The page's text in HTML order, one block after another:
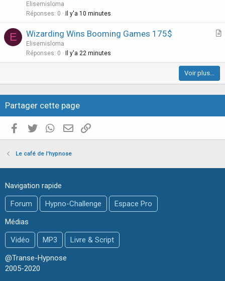
l
Elisemisloma
Réponses 0 Il y'a 10 minutes
E
A
i
l
e
Wizarding Wins Booming Games 175$
Elisemisloma
Réponses 0 Il y'a 22 minutes
Voir plus…
Partager cette page
Facebook
Twitter WhatsAppE-mail valide
Le café de l'hypnose
Navigation rapide
Forum
Hypno-Challenge
Espace Pro
Médias
Vidéo
MP3
Livre & Script
@Transe-Hypnose
2005-2020